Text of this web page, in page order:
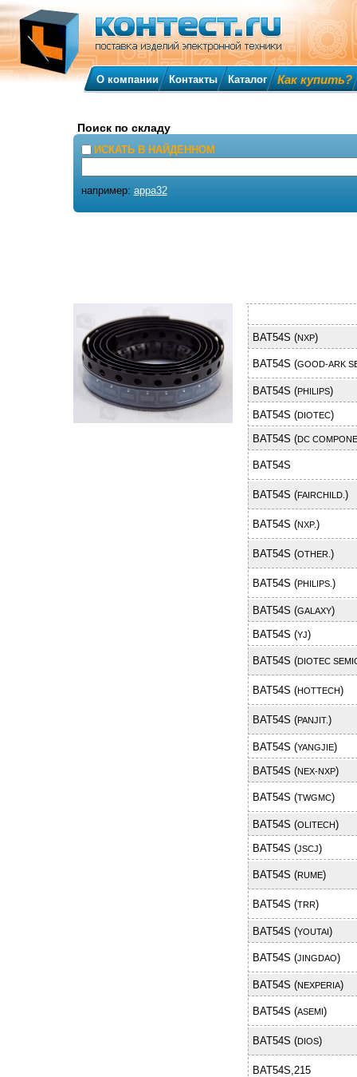
BAT54S (NXP)
BAT54S (GOOD-ARK
BAT54S (PHILIPS)
BAT54S (DIOTEC)
BAT54S (DC
BAT54S
BAT54S (FAIRCHILD. )
BAT54S (NXP.)
BAT54S (OTHER. )
BAT54S (PHILIPS. )
BAT54S (GALAXY)
BAT54S (YJ)
BAT54S (DIOTEC
BAT54S (HOTTECH)
BAT54S (PANJIT.)
BAT54S (YANGJIE)
BAT54S (NEX-NXP)
BAT54S (TWGMC)
BAT54S (OLITECH)
BAT54S (JSCJ)
BAT54S (RUME)
BAT54S (TRR)
BAT54S (YOUTAI)
BAT54S (JINGDAO)
BAT54S (NEXPERIA)
BAT54S (ASEMI)
BAT54S (DIOS)
BAT54S,215
О компании Контакты Каталог Как купить?
Поиск по складу
ИСКАТЬ В НАЙДЕННОМ
например: appa32